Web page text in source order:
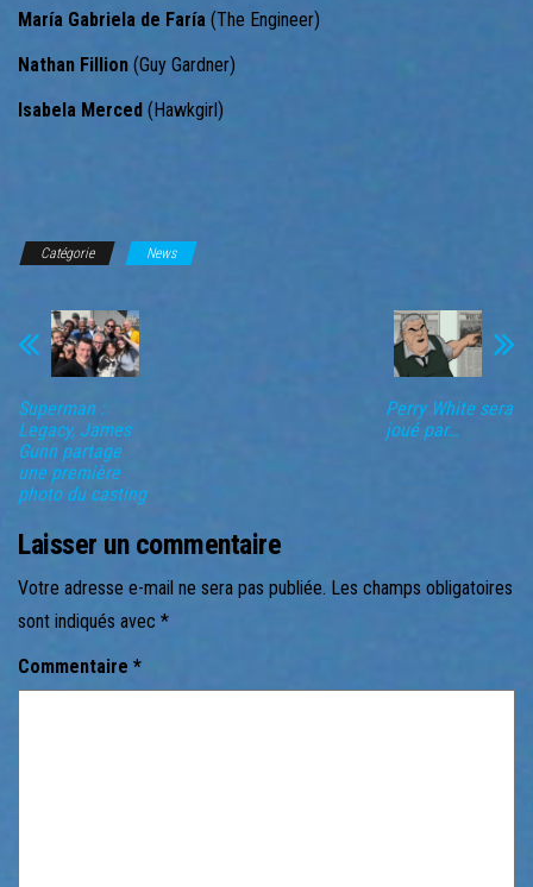
María Gabriela de Faría (The Engineer)
Nathan Fillion (Guy Gardner)
Isabela Merced (Hawkgirl)
Catégorie News
Superman :
Legacy, James
Gunn partage
une première
photo du casting
Perry White sera
joué par…
Laisser un commentaire
Votre adresse e-mail ne sera pas publiée. Les champs obligatoires
sont indiqués avec *
Commentaire *